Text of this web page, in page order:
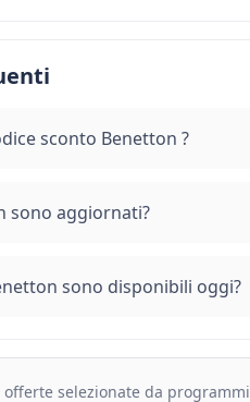
sconto Benetton ?
sono aggiornati?
sono disponibili oggi?
selezionate da